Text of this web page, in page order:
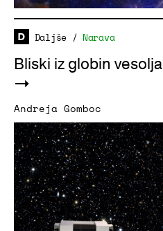
Daljše / Narava
Bliski iz globin vesolja
Andreja Gomboc